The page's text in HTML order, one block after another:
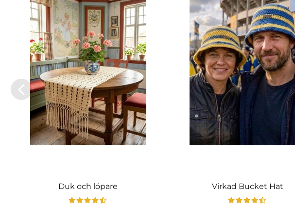
Duk och löpare Virkad Bucket Hat